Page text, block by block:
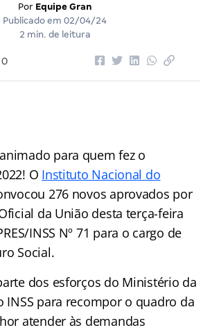
Por Equipe Gran
Publicado em 02/04/24
2 min. de leitura
0
para quem fez o
O Instituto Nacional do
276 novos aprovados por
da União desta terça-feira
INSS Nº 71 para o cargo de
Social.
dos esforços do Ministério da
INSS para recompor o quadro da
atender às demandas